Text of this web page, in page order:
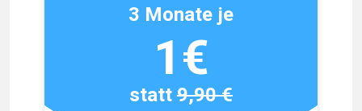
3 Monate je
1€
statt9,90 €